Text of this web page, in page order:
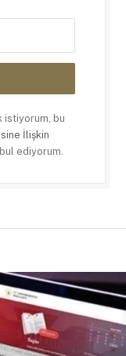
istiyorum, bu
İlişkin
ediyorum.